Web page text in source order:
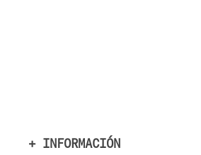
+ INFORMACIÓN